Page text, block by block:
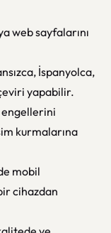
web sayfalarını
İspanyolca,
yapabilir.
engellerini
kurmalarına
mobil
cihazdan